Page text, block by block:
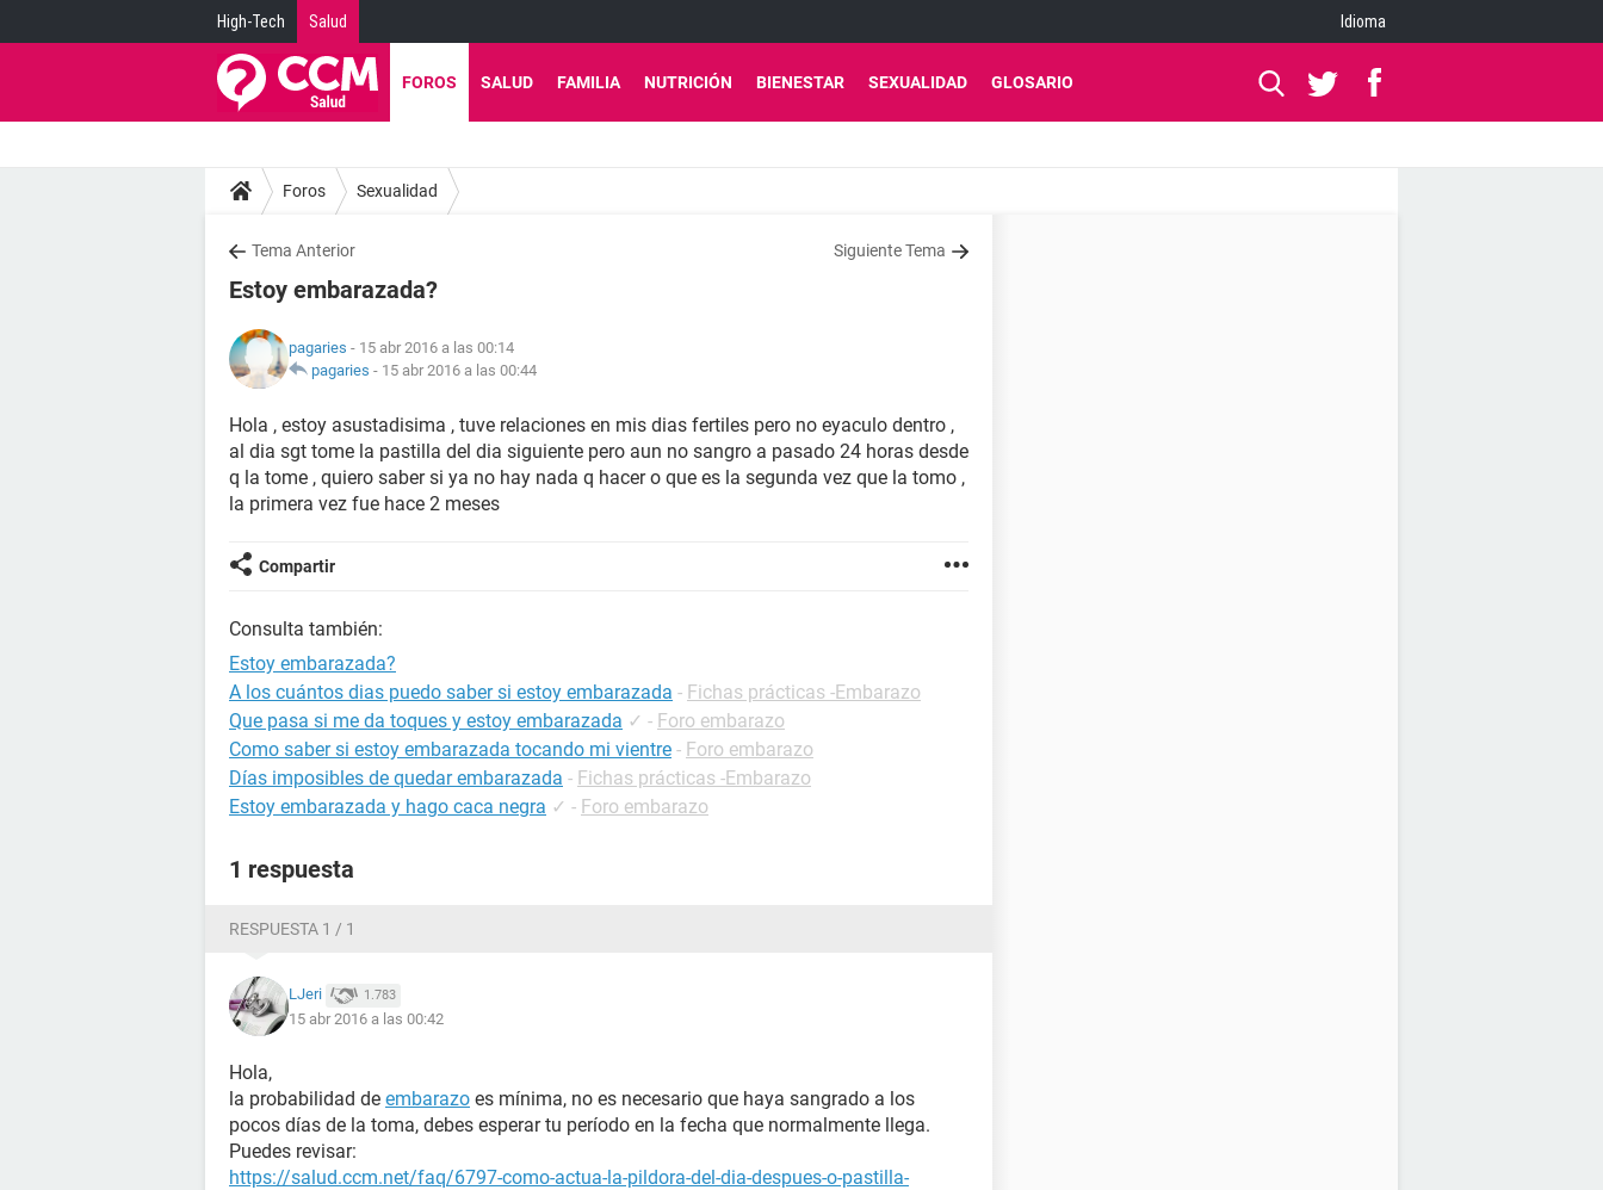
High-Tech Salud Idioma
FOROS SALUD FAMILIA NUTRICIÓN BIENESTAR SEXUALIDAD GLOSARIO
Foros Sexualidad
Tema Anterior Siguiente Tema
Estoy embarazada?
pagaries - 15 abr 2016 a las 00:14
pagaries - 15 abr 2016 a las 00:44
Hola , estoy asustadisima , tuve relaciones en mis dias fertiles pero no eyaculo dentro ,
al dia sgt tome la pastilla del dia siguiente pero aun no sangro a pasado 24 horas desde
q la tome , quiero saber si ya no hay nada q hacer o que es la segunda vez que la tomo ,
la primera vez fue hace 2 meses
Compartir
Consulta también:
Estoy embarazada?
A los cuántos dias puedo saber si estoy embarazada - Fichas prácticas -Embarazo
Que pasa si me da toques y estoy embarazada ✓ - Foro embarazo
Como saber si estoy embarazada tocando mi vientre - Foro embarazo
Días imposibles de quedar embarazada - Fichas prácticas -Embarazo
Estoy embarazada y hago caca negra ✓ - Foro embarazo
1 respuesta
RESPUESTA 1 / 1
LJeri 1.783
15 abr 2016 a las 00:42
Hola,
la probabilidad de embarazo es mínima, no es necesario que haya sangrado a los
pocos días de la toma, debes esperar tu período en la fecha que normalmente llega.
Puedes revisar:
https://salud.ccm.net/faq/6797-como-actua-la-pildora-del-dia-despues-o-pastilla-